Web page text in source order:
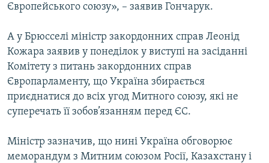
Європейського союзу», – заявив Гончарук.
А у Брюсселі міністр закордонних справ Леонід
Кожара заявив у понеділок у виступі на засіданні
Комітету з питань закордонних справ
Європарламенту, що Україна збирається
приєднатися до всіх угод Митного союзу, які не
суперечать її зобов’язанням перед ЄС.
Міністр зазначив, що нині Україна обговорює
меморандум з Митним союзом Росії, Казахстану і